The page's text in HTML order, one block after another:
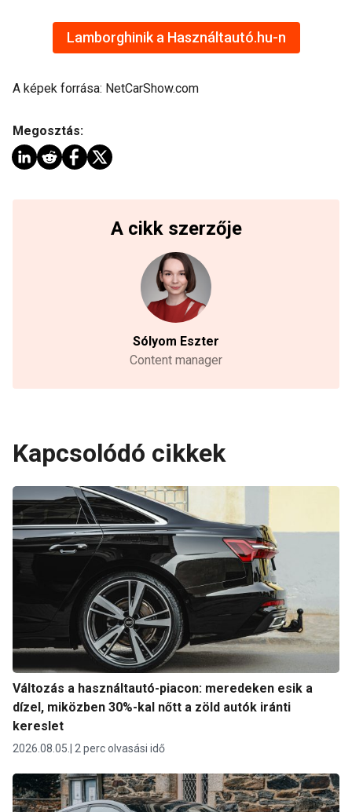
Lamborghinik a Használtautó.hu-n
A képek forrása: NetCarShow.com
Megosztás:
A cikk szerzője
Sólyom Eszter
Content manager
Kapcsolódó cikkek
Változás a használtautó-piacon: meredeken esik a
dízel, miközben 30%-kal nőtt a zöld autók iránti
kereslet
2026.08.05. 2 perc olvasási idő